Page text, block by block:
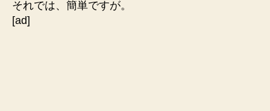
それでは、簡単ですが。
[ad]